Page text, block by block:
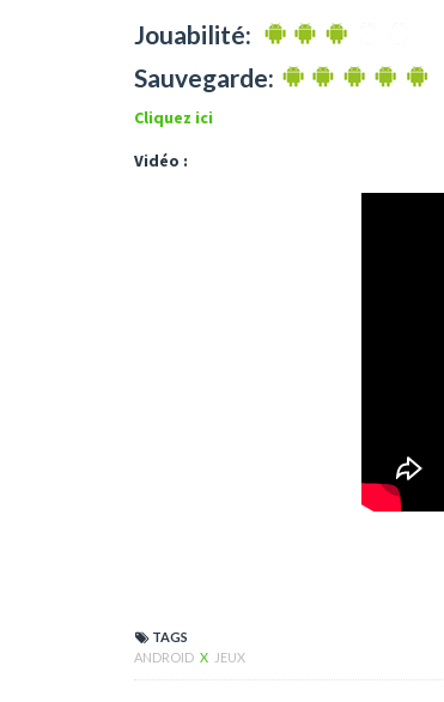
Jouabilité:
Sauvegarde:
Cliquez ici
Vidéo :
TAGS
ANDROID X JEUX